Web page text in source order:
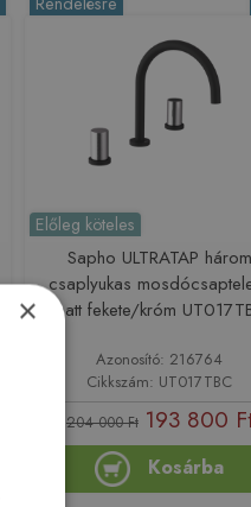
Előleg köteles
Sapho ULTRATAP három
csaplyukas
matt fekete/króm
Azonosító: 216764
Cikkszám: UT017TBC
204 000 Ft 193 800
Kosárba
×